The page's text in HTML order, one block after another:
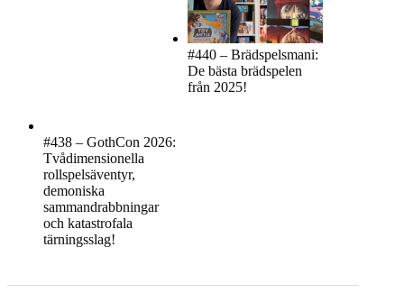
#440 – Brädspelsmani:
De bästa brädspelen
från 2025!
#438 – GothCon 2026:
Tvådimensionella
rollspelsäventyr,
demoniska
sammandrabbningar
och katastrofala
tärningsslag!